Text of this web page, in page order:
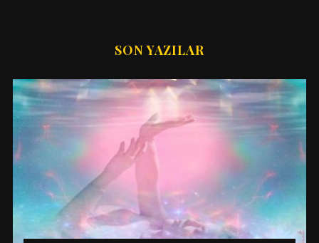
SON YAZILAR